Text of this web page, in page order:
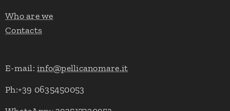
Who are we
Contacts
E-mail:info@pellicanomare.it
Ph:+39 0635450053